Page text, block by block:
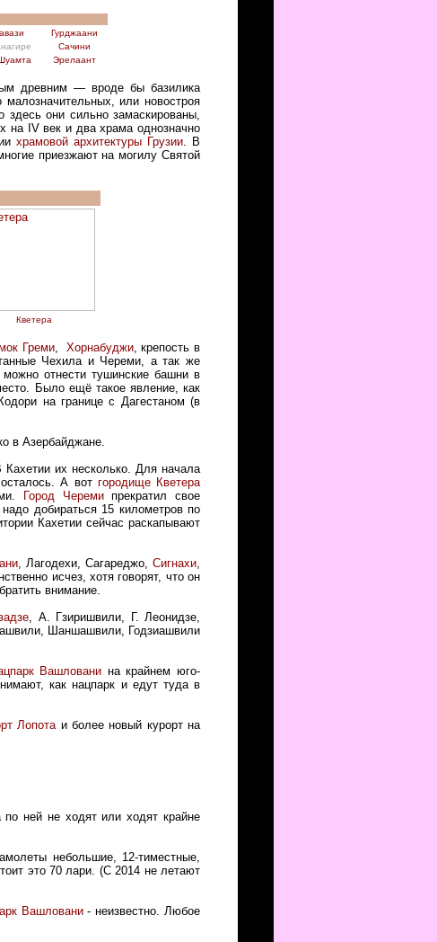
Гурджаани
Сачини
Эрелаант
древним — вроде бы базилика
или новостроя
они сильно замаскированы,
на IV век и два храма однозначно
храмовой архитектуры Грузии. В
приезжают на могилу Святой
Кветера
Греми, Хорнабуджи, крепость в
Чехила и Череми, а так же
отнести тушинские башни в
Было ещё такое явление, как
на границе с Дагестаном (в
в Азербайджане.
их несколько. Для начала
А вот городище Кветера
Город Черемипрекратил свое
добираться 15 километров по
Кахетии сейчас раскапывают
, Лагодехи, Сагареджо,Сигнахи,
исчез, хотя говорят, что он
внимание.
, А. Гзиришвили, Г. Леонидзе,
Шаншашвили, Годзиашвили
Вашловани на крайнем юго-
как нацпарк и едут туда в
Лопотаи более новый курорт на
ней не ходят или ходят крайне
небольшие, 12-тиместные,
это 70 лари. (С 2014 не летают
Вашловани- неизвестно. Любое